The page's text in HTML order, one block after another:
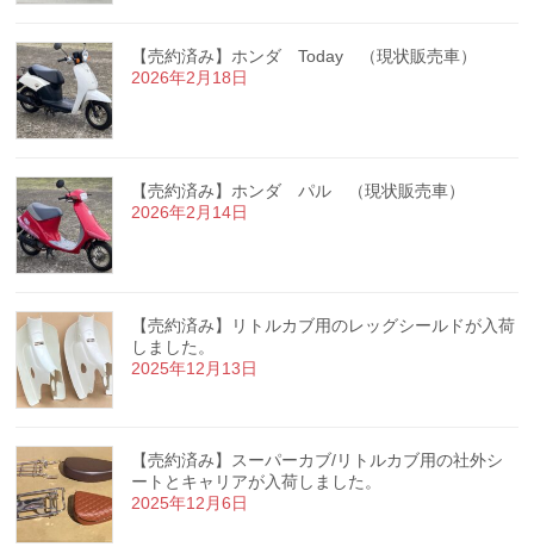
【売約済み】ホンダ Today （現状販売車）
2026年2月18日
【売約済み】ホンダ パル （現状販売車）
2026年2月14日
【売約済み】リトルカブ用のレッグシールドが入荷
しました。
2025年12月13日
【売約済み】スーパーカブ/リトルカブ用の社外シ
ートとキャリアが入荷しました。
2025年12月6日